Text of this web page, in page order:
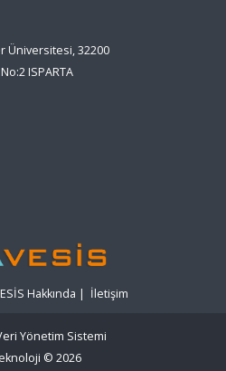
Üniversitesi, 32200
ISPARTA
Hakkında | İletişim
Yönetim Sistemi
© 2026